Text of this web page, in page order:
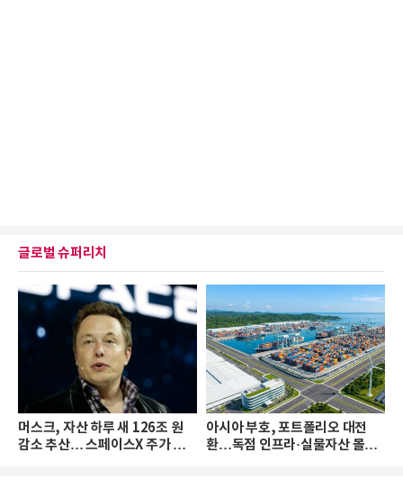
글로벌 슈퍼리치
머스크, 자산 하루 새 126조 원
감소 추산… 스페이스X 주가 하
아시아 부호, 포트폴리오 대전
환…독점 인프라·실물자산 몰린